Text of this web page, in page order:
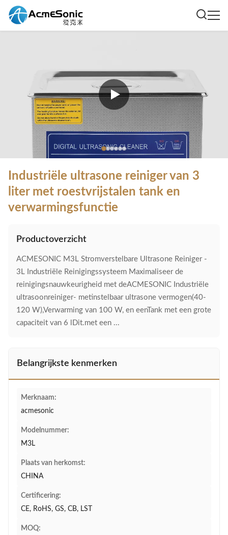
Industriële ultrasone reiniger van 3
liter met roestvrijstalen tank en
verwarmingsfunctie
Productoverzicht
ACMESONIC M3L Stromverstelbare Ultrasone Reiniger -
3L Industriële Reinigingssysteem Maximaliseer de
reinigingsnauwkeurigheid met deACMESONIC Industriële
ultrasoonreiniger- metinstelbaar ultrasone vermogen(40-
120 W),Verwarming van 100 W, en eenTank met een grote
capaciteit van 6 lDit.met een ...
Belangrijkste kenmerken
Merknaam:
acmesonic
Modelnummer:
M3L
Plaats van herkomst:
CHINA
Certificering:
CE, RoHS, GS, CB, LST
MOQ: